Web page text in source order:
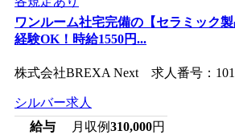
ワンルーム社宅完備の【セラミック
経験OK！時給1550円...
株式会社BREXA Next 求人番号：
シルバー求人
給与
月収例310,000円